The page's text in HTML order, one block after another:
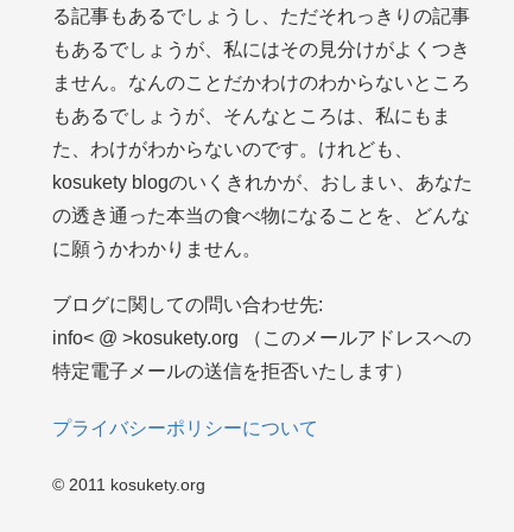
る記事もあるでしょうし、ただそれっきりの記事
もあるでしょうが、私にはその見分けがよくつき
ません。なんのことだかわけのわからないところ
もあるでしょうが、そんなところは、私にもま
た、わけがわからないのです。けれども、
kosukety blogのいくきれかが、おしまい、あなた
の透き通った本当の食べ物になることを、どんな
に願うかわかりません。
ブログに関しての問い合わせ先:
info< @ >kosukety.org （このメールアドレスへの
特定電子メールの送信を拒否いたします）
プライバシーポリシーについて
© 2011 kosukety.org